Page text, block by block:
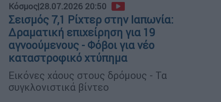
Κόσμος|28.07.2026 20:50
Σεισμός 7,1 Ρίχτερ στην Ιαπωνία:
Δραματική επιχείρηση για 19
αγνοούμενους - Φόβοι για νέο
καταστροφικό χτύπημα
Εικόνες χάους στους δρόμους - Τα
συγκλονιστικά βίντεο